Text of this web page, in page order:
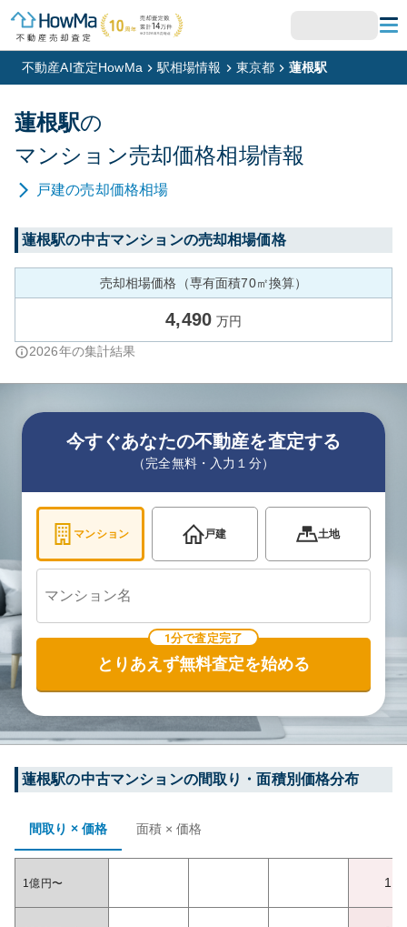
不動産AI査定HowMa 駅相場情報 東京都 蓮根駅
蓮根駅の
マンション売却価格相場情報
戸建の売却価格相場
蓮根駅の中古マンションの売却相場価格
売却相場価格（専有面積70㎡換算）
4,490 万円
2026年の集計結果
今すぐあなたの不動産を査定する
（完全無料・入力１分）
マンション 戸建 土地
1分で査定完了
とりあえず無料査定を始める
蓮根駅の中古マンションの間取り・面積別価格分布
間取り × 価格 面積 × 価格
1億円〜 1